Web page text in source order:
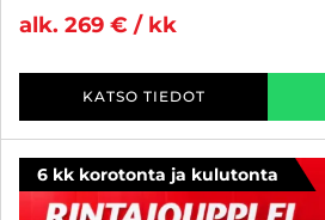
alk. 269 € / kk
KATSO TIEDOT
6 kk korotonta ja kulutonta